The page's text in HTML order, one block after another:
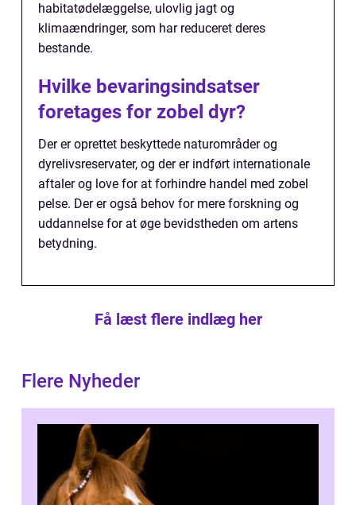
habitatødelæggelse, ulovlig jagt og
klimaændringer, som har reduceret deres
bestande.
Hvilke bevaringsindsatser
foretages for zobel dyr?
Der er oprettet beskyttede naturområder og
dyrelivsreservater, og der er indført internationale
aftaler og love for at forhindre handel med zobel
pelse. Der er også behov for mere forskning og
uddannelse for at øge bevidstheden om artens
betydning.
Få læst flere indlæg her
Flere Nyheder